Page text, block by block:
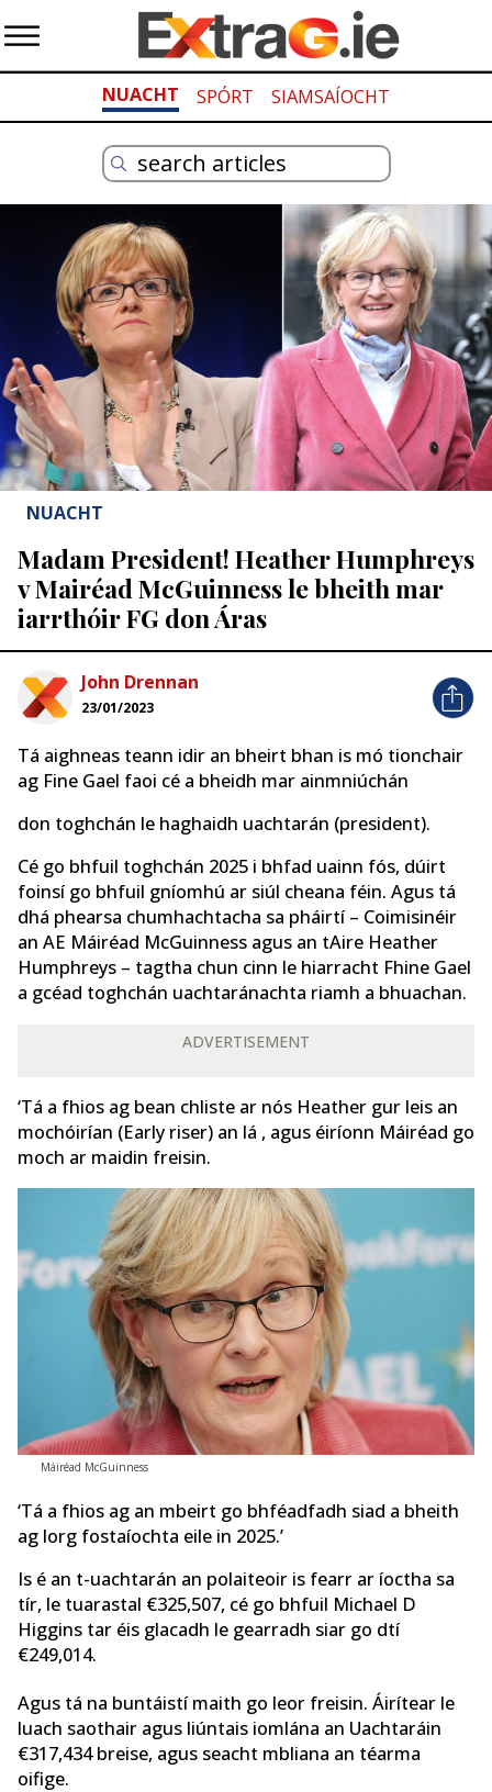
NUACHT SPÓRT SIAMSAÍOCHT
NUACHT
Madam President! Heather Humphreys
v Mairéad McGuinness le bheith mar
iarrthóir FG don Áras
John Drennan
23/01/2023
Tá aighneas teann idir an bheirt bhan is mó tionchair
ag Fine Gael faoi cé a bheidh mar ainmniúchán
don toghchán le haghaidh uachtarán (president).
Cé go bhfuil toghchán 2025 i bhfad uainn fós, dúirt
foinsí go bhfuil gníomhú ar siúl cheana féin. Agus tá
dhá phearsa chumhachtacha sa pháirtí – Coimisinéir
an AE Máiréad McGuinness agus an tAire Heather
Humphreys – tagtha chun cinn le hiarracht Fhine Gael
a gcéad toghchán uachtaránachta riamh a bhuachan.
ADVERTISEMENT
‘Tá a fhios ag bean chliste ar nós Heather gur leis an
mochóirían (Early riser) an lá , agus éiríonn Máiréad go
moch ar maidin freisin.
Máiréad McGuinness
‘Tá a fhios ag an mbeirt go bhféadfadh siad a bheith
ag lorg fostaíochta eile in 2025.’
Is é an t-uachtarán an polaiteoir is fearr ar íoctha sa
tír, le tuarastal €325,507, cé go bhfuil Michael D
Higgins tar éis glacadh le gearradh siar go dtí
€249,014.
Agus tá na buntáistí maith go leor freisin. Áirítear le
luach saothair agus liúntais iomlána an Uachtaráin
€317,434 breise, agus seacht mbliana an téarma
oifige.